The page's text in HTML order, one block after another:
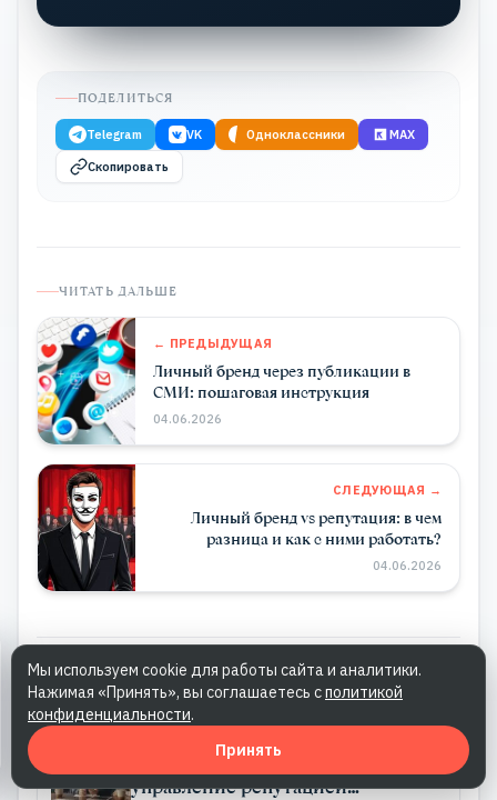
ПОДЕЛИТЬСЯ
Telegram VK Одноклассники MAX
Скопировать
ЧИТАТЬ ДАЛЬШЕ
← ПРЕДЫДУЩАЯ
Личный бренд через публикации в
СМИ: пошаговая инструкция
04.06.2026
СЛЕДУЮЩАЯ →
Личный бренд vs репутация: в чем
разница и как с ними работать?
04.06.2026
Похожие статьи
Персональный PR — системное
управление репутацией
Мы используем cookie для работы сайта и аналитики.
Нажимая «Принять», вы соглашаетесь сполитикой
конфиденциальности.
Принять